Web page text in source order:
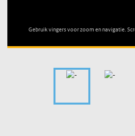
Gebruik vingers voor zoom en navigatie.